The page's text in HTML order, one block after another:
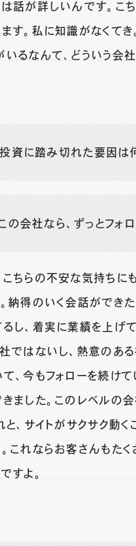
話が詳しいんです。こ
す。私に知識がなくて
るなんて、どういう会
投資に踏み切れた要因は
の会社なら、ずっとフォ
ちらの不安な気持ちに
納得のいく会話ができ
し、着実に業績を上げ
社ではないし、熱意のあ
、今もフォローを続け
ました。このレベルの
と、サイトがサクサク動
これならお客さんもた
すよ。